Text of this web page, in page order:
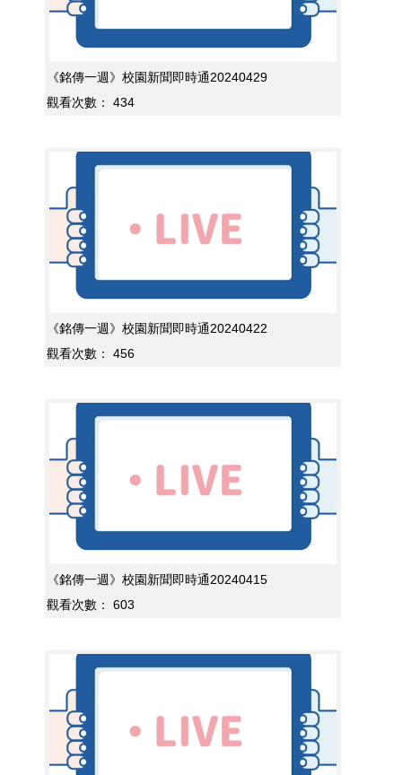
《銘傳一週》校園新聞即時通20240429
觀看次數：
434
《銘傳一週》校園新聞即時通20240422
觀看次數：
456
《銘傳一週》校園新聞即時通20240415
觀看次數：
603